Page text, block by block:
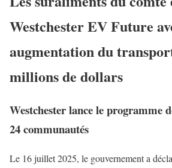
Westchester EV Future
augmentation du
millions de dollars
Westchester lance le programme
24 communautés
Le 16 juillet 2025, le gouvernement a